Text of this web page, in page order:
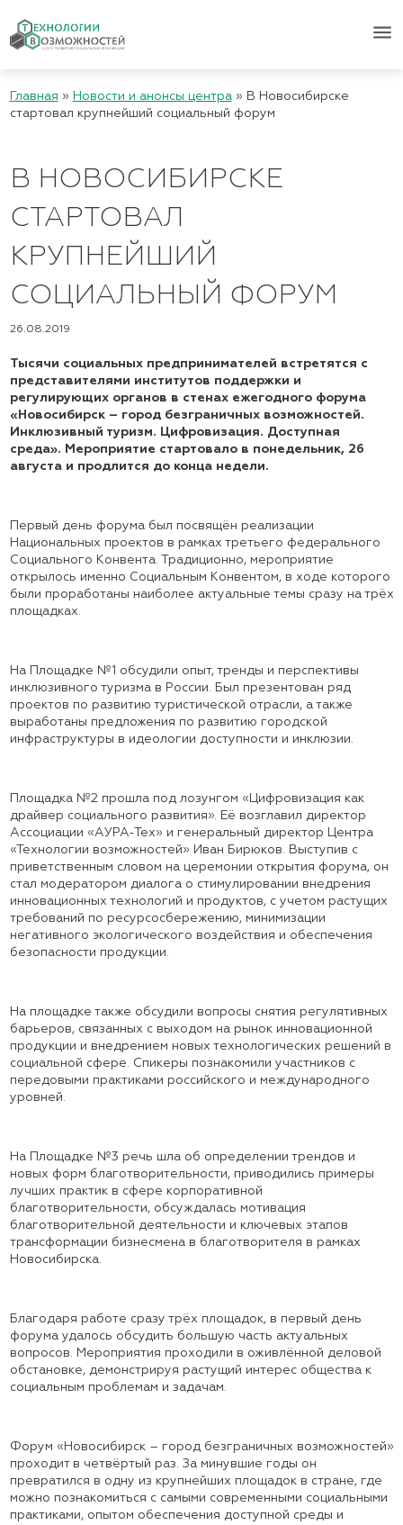
menu
Главная » Новости и анонсы центра» В Новосибирске
стартовал крупнейший социальный форум
В НОВОСИБИРСКЕ
СТАРТОВАЛ
КРУПНЕЙШИЙ
СОЦИАЛЬНЫЙ ФОРУМ
26.08.2019
Тысячи социальных предпринимателей встретятся с
представителями институтов поддержки и
регулирующих органов в стенах ежегодного форума
«Новосибирск – город безграничных возможностей.
Инклюзивный туризм. Цифровизация. Доступная
среда». Мероприятие стартовало в понедельник, 26
августа и продлится до конца недели.
Первый день форума был посвящён реализации
Национальных проектов в рамках третьего федерального
Социального Конвента. Традиционно, мероприятие
открылось именно Социальным Конвентом, в ходе которого
были проработаны наиболее актуальные темы сразу на трёх
площадках.
На Площадке №1 обсудили опыт, тренды и перспективы
инклюзивного туризма в России. Был презентован ряд
проектов по развитию туристической отрасли, а также
выработаны предложения по развитию городской
инфраструктуры в идеологии доступности и инклюзии.
Площадка №2 прошла под лозунгом «Цифровизация как
драйвер социального развития». Её возглавил директор
Ассоциации «АУРА-Тех» и генеральный директор Центра
«Технологии возможностей» Иван Бирюков. Выступив с
приветственным словом на церемонии открытия форума, он
стал модератором диалога о стимулировании внедрения
инновационных технологий и продуктов, с учетом растущих
требований по ресурсосбережению, минимизации
негативного экологического воздействия и обеспечения
безопасности продукции.
На площадке также обсудили вопросы снятия регулятивных
барьеров, связанных с выходом на рынок инновационной
продукции и внедрением новых технологических решений в
социальной сфере. Спикеры познакомили участников с
передовыми практиками российского и международного
уровней.
На Площадке №3 речь шла об определении трендов и
новых форм благотворительности, приводились примеры
лучших практик в сфере корпоративной
благотворительности, обсуждалась мотивация
благотворительной деятельности и ключевых этапов
трансформации бизнесмена в благотворителя в рамках
Новосибирска.
Благодаря работе сразу трёх площадок, в первый день
форума удалось обсудить большую часть актуальных
вопросов. Мероприятия проходили в оживлённой деловой
обстановке, демонстрируя растущий интерес общества к
социальным проблемам и задачам.
Форум «Новосибирск – город безграничных возможностей»
проходит в четвёртый раз. За минувшие годы он
превратился в одну из крупнейших площадок в стране, где
можно познакомиться с самыми современными социальными
практиками, опытом обеспечения доступной среды и